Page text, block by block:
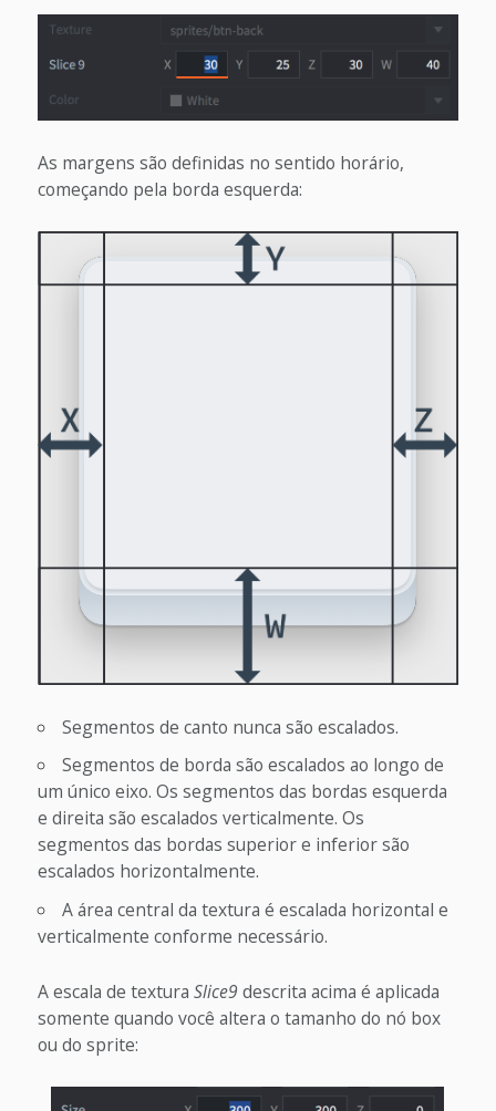
As margens são definidas no sentido horário,
começando pela borda esquerda:
Segmentos de canto nunca são escalados.
Segmentos de borda são escalados ao longo de
um único eixo. Os segmentos das bordas esquerda
e direita são escalados verticalmente. Os
segmentos das bordas superior e inferior são
escalados horizontalmente.
A área central da textura é escalada horizontal e
verticalmente conforme necessário.
A escala de textura Slice9 descrita acima é aplicada
somente quando você altera o tamanho do nó box
ou do sprite: